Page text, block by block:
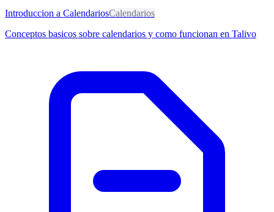
Introduccion a CalendariosCalendarios
Conceptos basicos sobre calendarios y como funcionan en Talivo